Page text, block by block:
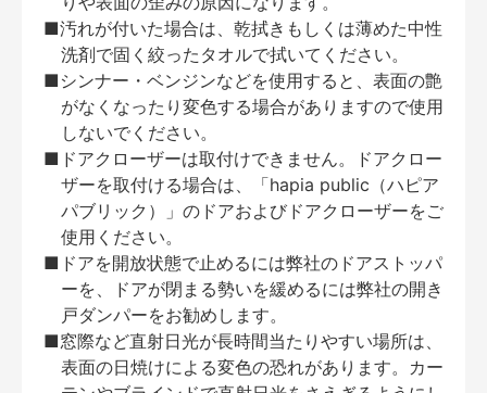
■汚れが付いた場合は、乾拭きもしくは薄めた中性
洗剤で固く絞ったタオルで拭いてください。
■シンナー・ベンジンなどを使用すると、表面の艶
がなくなったり変色する場合がありますので使用
しないでください。
■ドアクローザーは取付けできません。ドアクロー
ザーを取付ける場合は、「hapia public（ハピア
パブリック）」のドアおよびドアクローザーをご
使用ください。
■ドアを開放状態で止めるには弊社のドアストッパ
ーを、ドアが閉まる勢いを緩めるには弊社の開き
戸ダンパーをお勧めします。
■窓際など直射日光が長時間当たりやすい場所は、
表面の日焼けによる変色の恐れがあります。カー